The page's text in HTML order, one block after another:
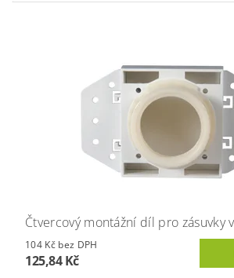
Čtvercový montážní díl pro zásuvky
104 Kč bez DPH
125,84 Kč